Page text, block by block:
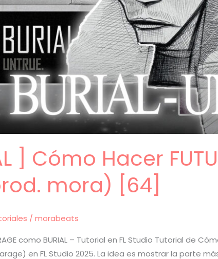
] Cómo Hacer
mora) [64]
/morabeats
como BURIAL – Tutorial en FL Studio Tutorial de
en FL Studio 2025. La idea es mostrar la parte